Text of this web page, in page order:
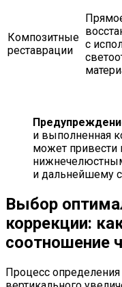
Композитные
реставрации
с
и выполненная
может привести
и дальнейшему
Выбор
коррекции:
соотношение
Процесс